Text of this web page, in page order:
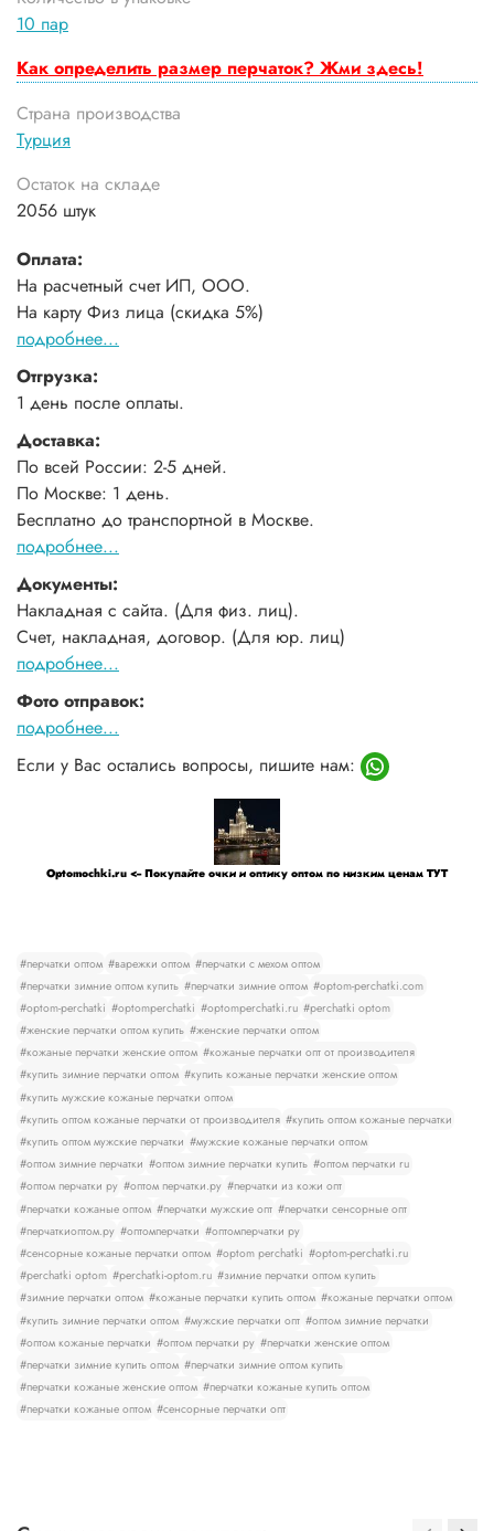
10 пар
Как определить размер перчаток? Жми здесь!
Страна производства
Турция
Остаток на складе
2056 штук
Оплата:
На расчетный счет ИП, ООО.
На карту Физ лица (скидка 5%)
подробнее...
Отгрузка:
1 день после оплаты.
Доставка:
По всей России: 2-5 дней.
По Москве: 1 день.
Бесплатно до транспортной в Москве.
подробнее...
Документы:
Накладная с сайта. (Для физ. лиц).
Счет, накладная, договор. (Для юр. лиц)
подробнее...
Фото отправок:
подробнее...
Если у Вас остались вопросы, пишите нам:
Optomochki.ru <-- Покупайте очки и оптику оптом по низким ценам ТУТ
#перчатки оптом #варежки оптом #перчатки с мехом оптом
#перчатки зимние оптом купить #перчатки зимние оптом #optom-perchatki.com
#optom-perchatki #optomperchatki #optomperchatki.ru #perchatki optom
#женские перчатки оптом купить #женские перчатки оптом
#кожаные перчатки женские оптом #кожаные перчатки опт от производителя
#купить зимние перчатки оптом #купить кожаные перчатки женские оптом
#купить мужские кожаные перчатки оптом
#купить оптом кожаные перчатки от производителя #купить оптом кожаные перчатки
#купить оптом мужские перчатки #мужские кожаные перчатки оптом
#оптом зимние перчатки #оптом зимние перчатки купить #оптом перчатки ru
#оптом перчатки ру #оптом перчатки.ру #перчатки из кожи опт
#перчатки кожаные оптом #перчатки мужские опт #перчатки сенсорные опт
#перчаткиоптом.ру #оптомперчатки #оптомперчатки ру
#сенсорные кожаные перчатки оптом #optom perchatki #optom-perchatki.ru
#perchatki optom #perchatki-optom.ru #зимние перчатки оптом купить
#зимние перчатки оптом #кожаные перчатки купить оптом #кожаные перчатки оптом
#купить зимние перчатки оптом #мужские перчатки опт #оптом зимние перчатки
#оптом кожаные перчатки #оптом перчатки ру #перчатки женские оптом
#перчатки зимние купить оптом #перчатки зимние оптом купить
#перчатки кожаные женские оптом #перчатки кожаные купить оптом
#перчатки кожаные оптом #сенсорные перчатки опт